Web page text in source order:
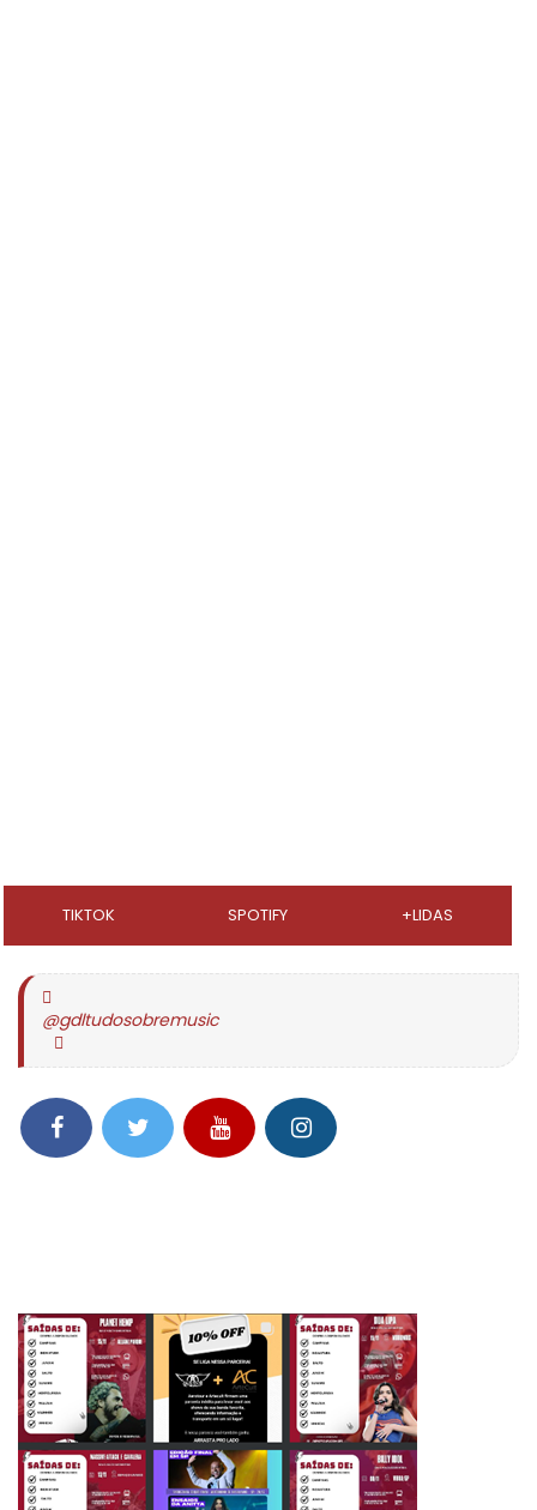
TIKTOK SPOTIFY +LIDAS
@gdltudosobremusic